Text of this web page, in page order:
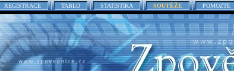
REGISTRACE TABLO STATISTIKA SOUTĚŽE POMOZTE